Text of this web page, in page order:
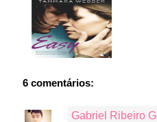
6 comentários:
Gabriel Ribeiro